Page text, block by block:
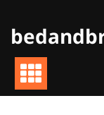
de
inhoud
gaan